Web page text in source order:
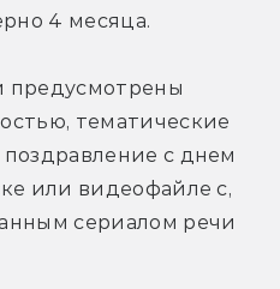
4 месяца.
предусмотрены
тематические
с днем
или видеофайле с,
сериалом речи